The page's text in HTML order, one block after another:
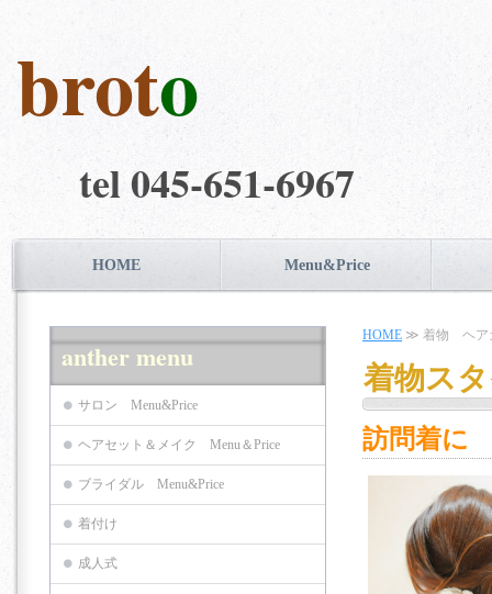
broto
tel 045-651-6967
HOME Menu&Price
HOME ≫ 着物 ヘア
着物ス
訪問着に
anther menu
サロン Menu&Price
ヘアセット＆メイク Menu＆Price
ブライダル Menu&Price
着付け
成人式